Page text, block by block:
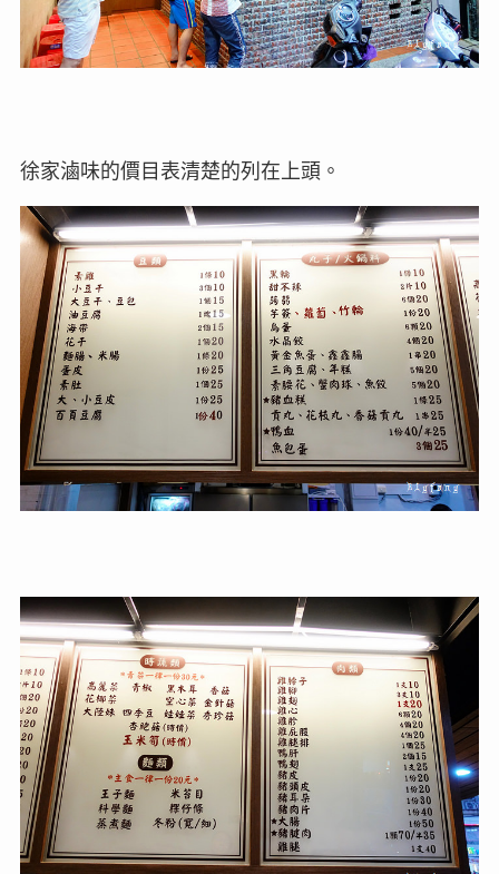
徐家滷味的價目表清楚的列在上頭。